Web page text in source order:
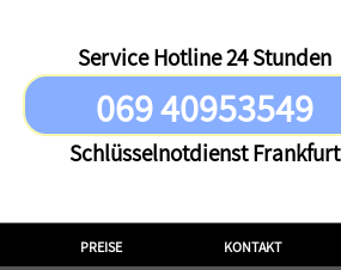
Service Hotline 24 Stunden
069 40953549
Schlüsselnotdienst Frankfurt
PREISE KONTAKT